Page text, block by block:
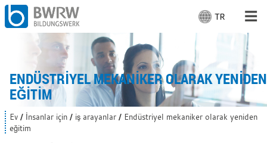
D
i
l
s
e
ç
i
n
TR
ENDÜSTRIYEL MEKANIKER OLARAK YENIDEN
EĞITIM
İnsanlar için
Şirketler için
Bizden
B
u
Ev İnsanlar için iş arayanlar Endüstriyel mekaniker olarak yeniden
eğitim